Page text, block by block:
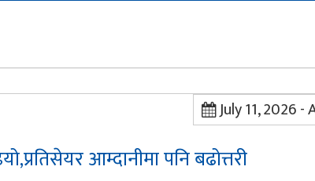
July 11, 2026
आम्दानीमा पनि बढोत्तरी